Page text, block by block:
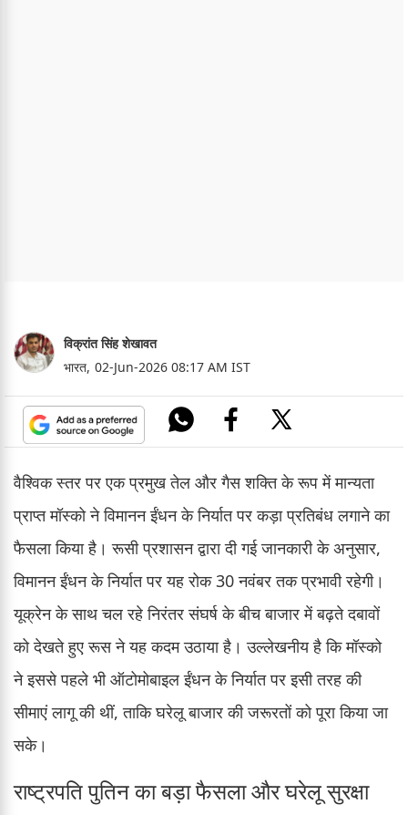
विक्रांत सिंह शेखावत
भारत, 02-Jun-2026 08:17 AM IST
वैश्विक स्तर पर एक प्रमुख तेल और गैस शक्ति के रूप में मान्यता
प्राप्त मॉस्को ने विमानन ईंधन के निर्यात पर कड़ा प्रतिबंध लगाने का
फैसला किया है। रूसी प्रशासन द्वारा दी गई जानकारी के अनुसार,
विमानन ईंधन के निर्यात पर यह रोक 30 नवंबर तक प्रभावी रहेगी।
यूक्रेन के साथ चल रहे निरंतर संघर्ष के बीच बाजार में बढ़ते दबावों
को देखते हुए रूस ने यह कदम उठाया है। उल्लेखनीय है कि मॉस्को
ने इससे पहले भी ऑटोमोबाइल ईंधन के निर्यात पर इसी तरह की
सीमाएं लागू की थीं, ताकि घरेलू बाजार की जरूरतों को पूरा किया जा
सके।
राष्ट्रपति पुतिन का बड़ा फैसला और घरेलू सुरक्षा